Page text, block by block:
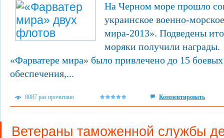
На Черном море прошло
украинское военно-
мира-2013». Подведены
моряки получили
«Фарватере мира» было привлечено до 15
обеспечения,...
8087 раз прочитано Комментировать
Ветераны таможенной службы